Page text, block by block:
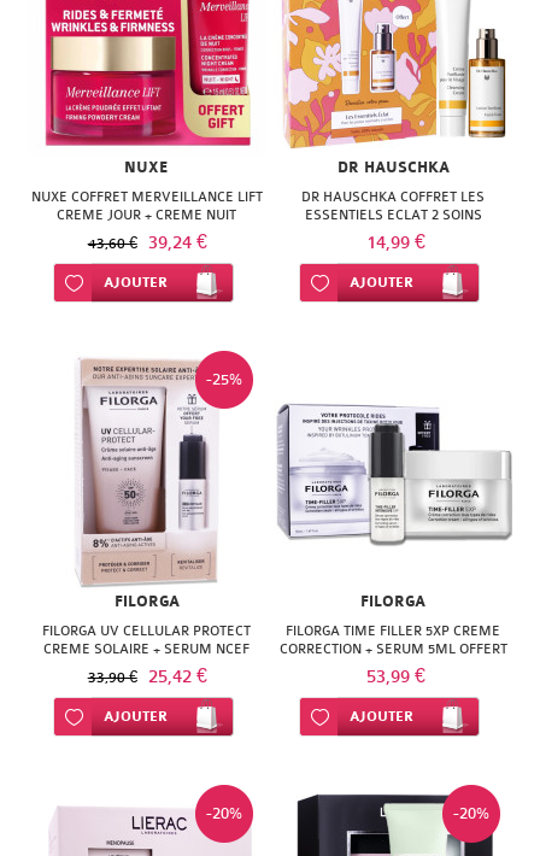
NUXE
NUXE COFFRET MERVEILLANCE LIFT
CREME JOUR + CREME NUIT
43,60 € 39,24 €
Ajouter à ma liste d’envie
AJOUTER
DR HAUSCHKA
DR HAUSCHKA COFFRET LES
ESSENTIELS ECLAT 2 SOINS
14,99 €
Ajouter à ma liste d’envie
AJOUTER
-25%
FILORGA
FILORGA UV CELLULAR PROTECT
CREME SOLAIRE + SERUM NCEF
OFFERT
33,90 € 25,42 €
Ajouter à ma liste d’envie
AJOUTER
FILORGA
FILORGA TIME FILLER 5XP CREME
CORRECTION + SERUM 5ML OFFERT
53,99 €
Ajouter à ma liste d’envie
AJOUTER
-20% -20%